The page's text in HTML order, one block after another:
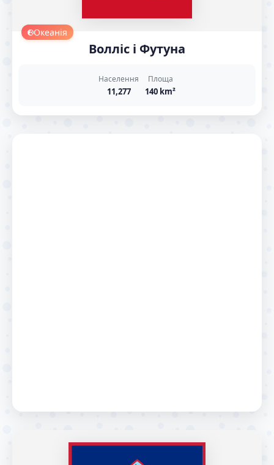
Океанія
Волліс і Футуна
Населення
11,277
Площа
140 km²